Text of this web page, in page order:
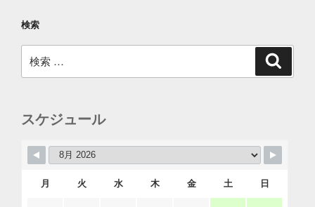
検索
索:
スケジュール
月 火 水 木 金 土 日